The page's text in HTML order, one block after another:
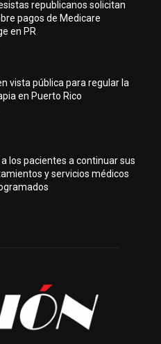
republicanos solicitan
pagos de Medicare
en PR
vista pública para regular la
en Puerto Rico
los pacientes a continuar sus
y servicios médicos